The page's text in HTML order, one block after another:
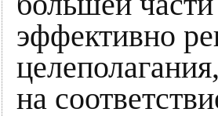
эффективно
на